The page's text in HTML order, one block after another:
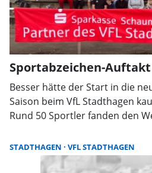
Sportabzeichen-Auftakt
Besser hätte der Start in die
Saison beim VfL Stadthagen
Rund 50 Sportler fanden den
Sportabzeichen
STADTHAGEN VFL STADTHAGEN